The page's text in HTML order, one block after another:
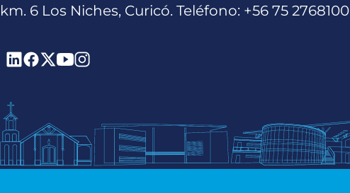
km. 6 Los Niches, Curicó. Teléfono: +56 75 2768100